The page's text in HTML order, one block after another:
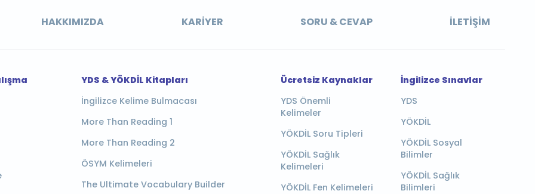
HAKKIMIZDA KARIYER SORU & CEVAP İLETIŞIM
YDS & YÖKDİL Kitapları
İngilizce Kelime Bulmacası
More Than Reading 1
More Than Reading 2
ÖSYM Kelimeleri
The Ultimate Vocabulary Builder
Ücretsiz Kaynaklar
YDS Önemli
Kelimeler
YÖKDİL Soru Tipleri
YÖKDİL Sağlık
Kelimeleri
YÖKDİL Fen Kelimeleri
İngilizce Sınavlar
YDS
YÖKDİL
YÖKDİL Sosyal
Bilimler
YÖKDİL Sağlık
Bilimleri